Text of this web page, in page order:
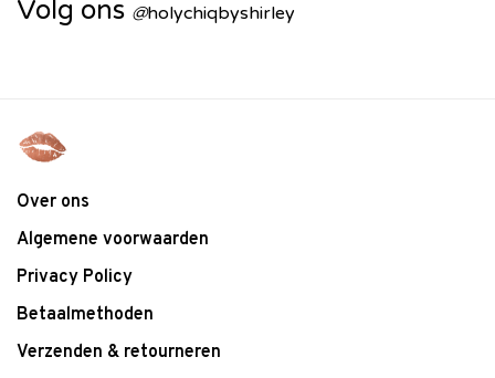
Volg ons @holychiqbyshirley
Over ons
Algemene voorwaarden
Privacy Policy
Betaalmethoden
Verzenden & retourneren